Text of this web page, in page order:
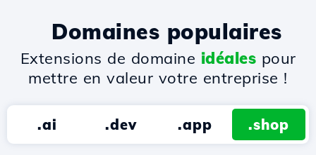
Domaines populaires
Extensions de domaine idéales pour
mettre en valeur votre entreprise !
.ai .dev .app .shop